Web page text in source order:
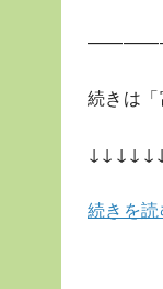
続きは
続きを読